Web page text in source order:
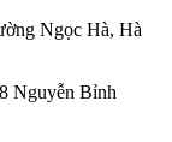
Ngọc Hà, Hà
Nguyễn Bỉnh